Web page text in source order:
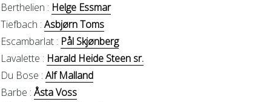
Berthelien : Helge Essmar
Tiefbach : Asbjørn Toms
Escambarlat : Pål Skjønberg
Lavalette : Harald Heide Steen sr.
Du Bose : Alf Malland
Barbe : Åsta Voss